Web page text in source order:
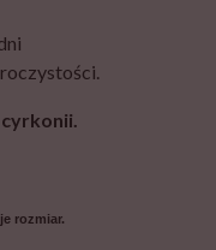
rozmiar.